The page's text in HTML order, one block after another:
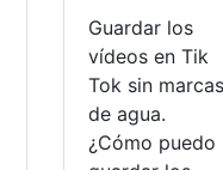
Guardar los
vídeos en Tik
Tok sin marcas
de agua.
¿Cómo puedo